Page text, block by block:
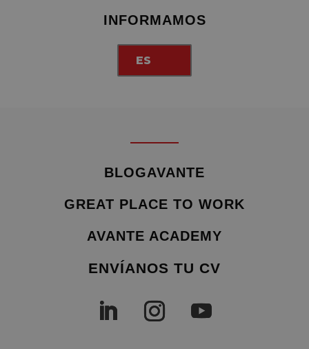
INFORMAMOS
ES
BLOGAVANTE
GREAT PLACE TO WORK
AVANTE ACADEMY
ENVÍANOS TU CV